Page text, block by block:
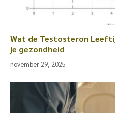
Wat de Testosteron
je gezondheid
november 29, 2025